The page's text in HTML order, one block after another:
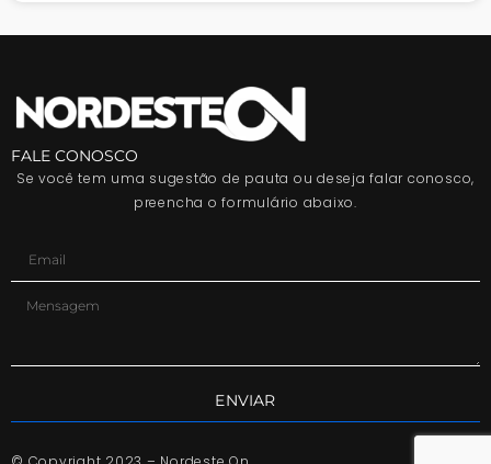
FALE CONOSCO
Se você tem uma sugestão de pauta ou deseja falar conosco,
preencha o formulário abaixo.
ENVIAR